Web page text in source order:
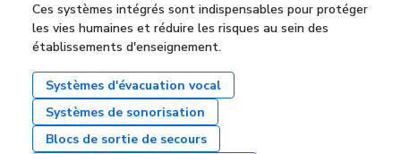
Ces systèmes intégrés sont indispensables pour protéger
les vies humaines et réduire les risques au sein des
établissements d'enseignement.
Systèmes d'évacuation vocal
Systèmes de sonorisation
Blocs de sortie de secours